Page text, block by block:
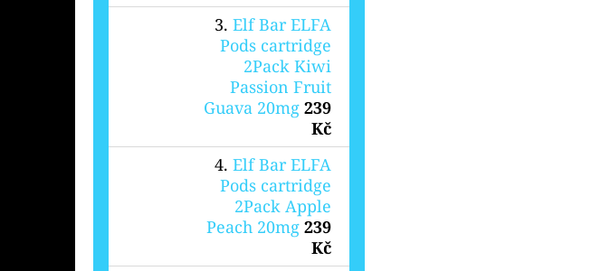
Elf Bar ELFA
Pods cartridge
2Pack Kiwi
Passion Fruit
Guava 20mg 239
Kč
Elf Bar ELFA
Pods cartridge
2Pack Apple
Peach 20mg 239
Kč